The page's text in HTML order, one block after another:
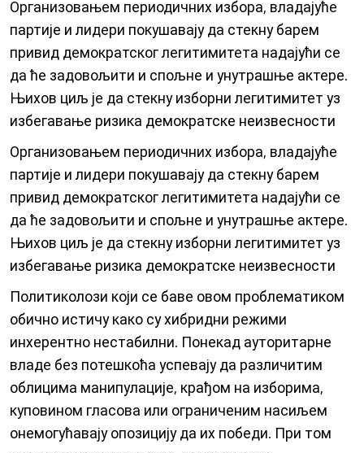
Организовањем периодичних избора, владајуће
партије и лидери покушавају да стекну барем
привид демократског легитимитета надајући се
да ће задовољити и спољне и унутрашње актере.
Њихов циљ је да стекну изборни легитимитет уз
избегавање ризика демократске неизвесности
Организовањем периодичних избора, владајуће
партије и лидери покушавају да стекну барем
привид демократског легитимитета надајући се
да ће задовољити и спољне и унутрашње актере.
Њихов циљ је да стекну изборни легитимитет уз
избегавање ризика демократске неизвесности
Политиколози који се баве овом проблематиком
обично истичу како су хибридни режими
инхерентно нестабилни. Понекад ауторитарне
владе без потешкоћа успевају да различитим
облицима манипулације, крађом на изборима,
куповином гласова или ограниченим насиљем
онемогућавају опозицију да их победи. При том